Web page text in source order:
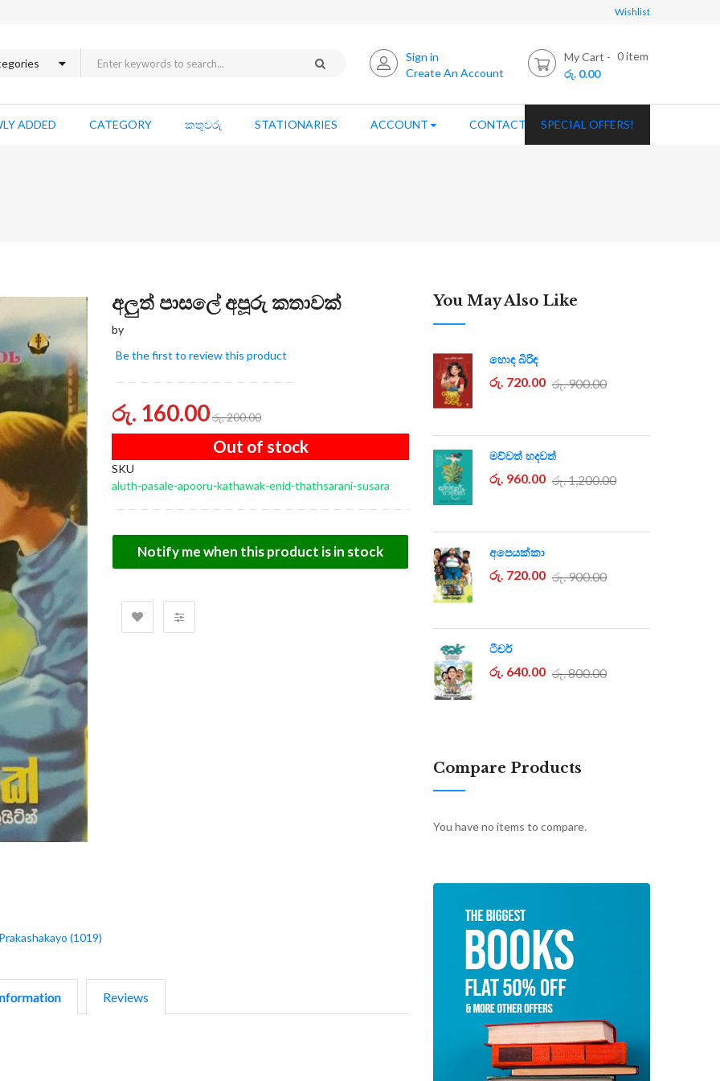
Wishlist
Sign in
Create An Account
My Cart 0item
රු. 0.00
ADDED CATEGORY කතුවරු STATIONARIES ACCOUNT CONTACT USSPECIAL OFFERS!
අලුත් පාසලේ අපූරු කතාවක්
by
Be the first to review this product
රු. 160.00රු. 200.00
Out of stock
SKU
aluth-pasale-apooru-kathawak-enid-thathsarani-susara
Notify me when this product is in stock
Skip
beginning
the
images
gallery
(1019)
Reviews
You May Also Like
හොඳ බිරිඳ
රු. 720.00 රු. 900.00
මව්වත් හදවත්
රු. 960.00 රු. 1,200.00
අපෙයක්කා
රු. 720.00 රු. 900.00
ටීචර්
රු. 640.00 රු. 800.00
Compare Products
You have no items to compare.